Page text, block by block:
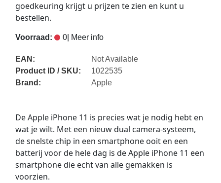
goedkeuring krijgt u prijzen te zien en kunt u
bestellen.
Voorraad: 0| Meer info
EAN:
Not Available
Product ID / SKU:
1022535
Brand:
Apple
De Apple iPhone 11 is precies wat je nodig hebt en
wat je wilt. Met een nieuw dual camera-systeem,
de snelste chip in een smartphone ooit en een
batterij voor de hele dag is de Apple iPhone 11 een
smartphone die echt van alle gemakken is
voorzien.